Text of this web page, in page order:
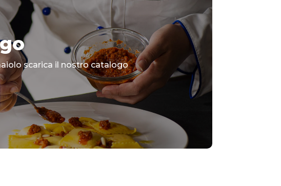
scarica il nostro catalogo